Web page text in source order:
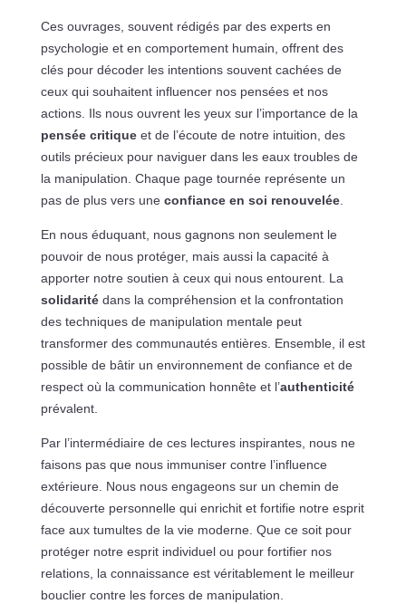
Ces ouvrages, souvent rédigés par des experts en
psychologie et en comportement humain, offrent des
clés pour décoder les intentions souvent cachées de
ceux qui souhaitent influencer nos pensées et nos
actions. Ils nous ouvrent les yeux sur l’importance de la
pensée critiqueet de l’écoute de notre intuition, des
outils précieux pour naviguer dans les eaux troubles de
la manipulation. Chaque page tournée représente un
pas de plus vers une confiance en soi renouvelée.
En nous éduquant, nous gagnons non seulement le
pouvoir de nous protéger, mais aussi la capacité à
apporter notre soutien à ceux qui nous entourent. La
solidaritédans la compréhension et la confrontation
des techniques de manipulation mentale peut
transformer des communautés entières. Ensemble, il est
possible de bâtir un environnement de confiance et de
respect où la communication honnête et l’authenticité
prévalent.
Par l’intermédiaire de ces lectures inspirantes, nous ne
faisons pas que nous immuniser contre l’influence
extérieure. Nous nous engageons sur un chemin de
découverte personnelle qui enrichit et fortifie notre esprit
face aux tumultes de la vie moderne. Que ce soit pour
protéger notre esprit individuel ou pour fortifier nos
relations, la connaissance est véritablement le meilleur
bouclier contre les forces de manipulation.